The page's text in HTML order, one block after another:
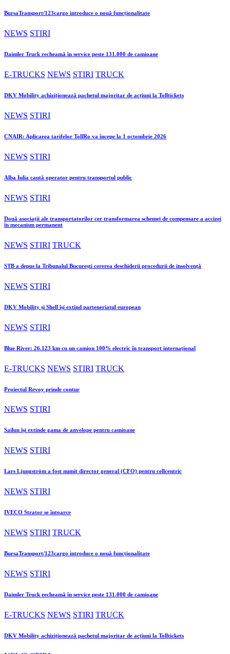
BursaTransport/123cargo introduce o nouă funcționalitate
NEWS STIRI
Daimler Truck recheamă în service peste 131.000 de camioane
E-TRUCKS NEWS STIRI TRUCK
DKV Mobility achiziționează pachetul majoritar de acțiuni la Tolltickets
NEWS STIRI
CNAIR: Aplicarea tarifelor TollRo va începe la 1 octombrie 2026
NEWS STIRI
Alba Iulia caută operator pentru transportul public
NEWS STIRI
Două asociații ale transportatorilor cer transformarea schemei de compensare a accizei
în mecanism permanent
NEWS STIRI TRUCK
STB a depus la Tribunalul București cererea deschiderii procedurii de insolvență
NEWS STIRI
DKV Mobility și Shell își extind parteneriatul european
NEWS STIRI
Blue River: 26.123 km cu un camion 100% electric în transport internațional
E-TRUCKS NEWS STIRI TRUCK
Proiectul Revoy prinde contur
NEWS STIRI
Sailun își extinde gama de anvelope pentru camioane
NEWS STIRI
Lars Ljungström a fost numit director general (CFO) pentru cellcentric
NEWS STIRI
IVECO Strator se întoarce
NEWS STIRI TRUCK
BursaTransport/123cargo introduce o nouă funcționalitate
NEWS STIRI
Daimler Truck recheamă în service peste 131.000 de camioane
E-TRUCKS NEWS STIRI TRUCK
DKV Mobility achiziționează pachetul majoritar de acțiuni la Tolltickets